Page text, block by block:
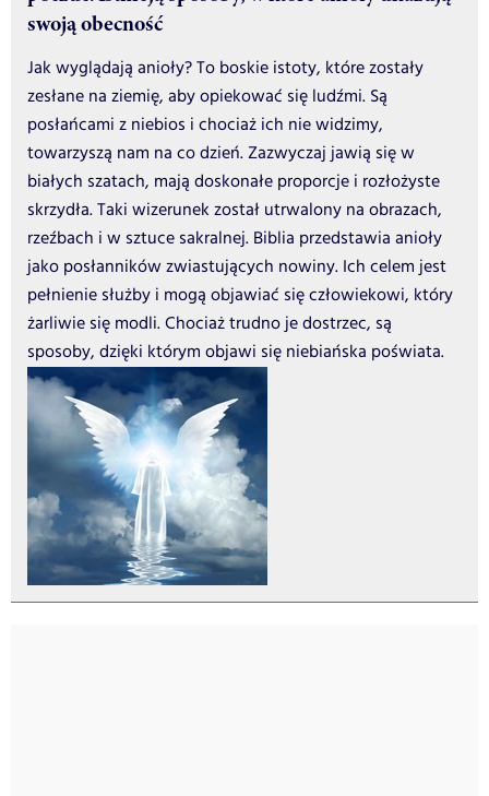
swoją obecność
Jak wyglądają anioły? To boskie istoty, które zostały
zesłane na ziemię, aby opiekować się ludźmi. Są
posłańcami z niebios i chociaż ich nie widzimy,
towarzyszą nam na co dzień. Zazwyczaj jawią się w
białych szatach, mają doskonałe proporcje i rozłożyste
skrzydła. Taki wizerunek został utrwalony na obrazach,
rzeźbach i w sztuce sakralnej. Biblia przedstawia anioły
jako posłanników zwiastujących nowiny. Ich celem jest
pełnienie służby i mogą objawiać się człowiekowi, który
żarliwie się modli. Chociaż trudno je dostrzec, są
sposoby, dzięki którym objawi się niebiańska poświata.